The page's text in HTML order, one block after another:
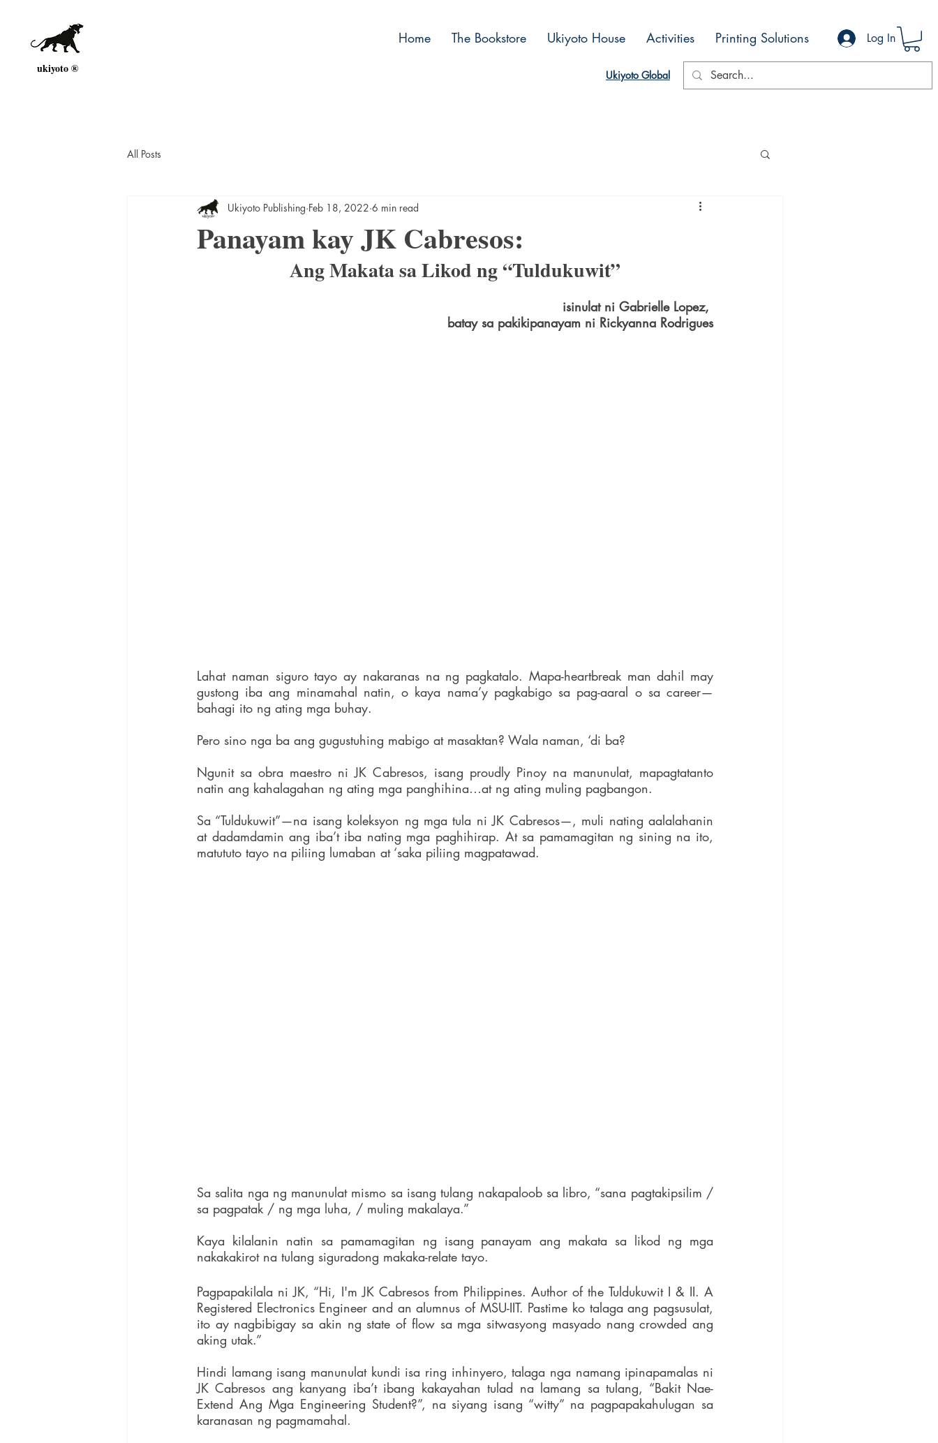
ukiyoto ®
Home The Bookstore Ukiyoto House Activities Printing Solutions Log In
Ukiyoto Global
All Posts
Panayam kay JK Cabresos:
Ukiyoto Publishing Feb 18, 2022 6 min read
Ang Makata sa Likod ng “Tuldukuwit”
isinulat ni Gabrielle Lopez,
batay sa pakikipanayam ni Rickyanna Rodrigues
Lahat naman siguro tayo ay nakaranas na ng pagkatalo. Mapa-heartbreak man dahil may
gustong iba ang minamahal natin, o kaya nama’y pagkabigo sa pag-aaral o sa career—
bahagi ito ng ating mga buhay.
Pero sino nga ba ang gugustuhing mabigo at masaktan? Wala naman, ‘di ba?
Ngunit sa obra maestro ni JK Cabresos, isang proudly Pinoy na manunulat, mapagtatanto
natin ang kahalagahan ng ating mga panghihina…at ng ating muling pagbangon.
Sa “Tuldukuwit”—na isang koleksyon ng mga tula ni JK Cabresos—, muli nating aalalahanin
at dadamdamin ang iba’t iba nating mga paghihirap. At sa pamamagitan ng sining na ito,
matututo tayo na piliing lumaban at ‘saka piliing magpatawad.
Sa salita nga ng manunulat mismo sa isang tulang nakapaloob sa libro, “sana pagtakipsilim /
sa pagpatak / ng mga luha, / muling makalaya.”
Kaya kilalanin natin sa pamamagitan ng isang panayam ang makata sa likod ng mga
nakakakirot na tulang siguradong makaka-relate tayo.
Pagpapakilala ni JK, “Hi, I'm JK Cabresos from Philippines. Author of the Tuldukuwit I & II. A
Registered Electronics Engineer and an alumnus of MSU-IIT. Pastime ko talaga ang pagsusulat,
ito ay nagbibigay sa akin ng state of flow sa mga sitwasyong masyado nang crowded ang
aking utak.”
Hindi lamang isang manunulat kundi isa ring inhinyero, talaga nga namang ipinapamalas ni
JK Cabresos ang kanyang iba’t ibang kakayahan tulad na lamang sa tulang, “Bakit Nae-
Extend Ang Mga Engineering Student?”, na siyang isang “witty” na pagpapakahulugan sa
karanasan ng pagmamahal.